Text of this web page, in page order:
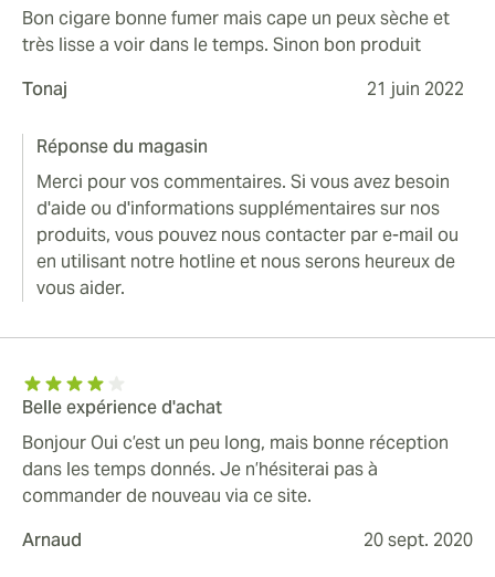
Bon cigare bonne fumer mais cape un peux sèche et
très lisse a voir dans le temps. Sinon bon produit
Tonaj
21 juin 2022
Réponse du magasin
Merci pour vos commentaires. Si vous avez besoin
d'aide ou d'informations supplémentaires sur nos
produits, vous pouvez nous contacter par e-mail ou
en utilisant notre hotline et nous serons heureux de
vous aider.
Belle expérience d'achat
Bonjour Oui c’est un peu long, mais bonne réception
dans les temps donnés. Je n’hésiterai pas à
commander de nouveau via ce site.
Arnaud
20 sept. 2020